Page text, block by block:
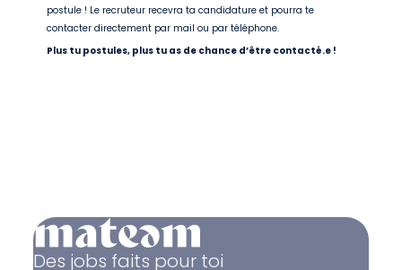
postule ! Le recruteur recevra ta candidature et pourra te
contacter directement par mail ou par téléphone.
Plus tu postules, plus tu as de chance d’être contacté.e !
Des jobs faits pour toi